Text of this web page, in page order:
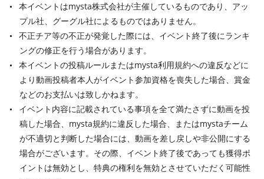
本イベントはmysta株式会社が主催しているものであり、アッ
プル社、グーグル社によるものではありません。
不正チア等の不正が発覚した際には、イベント終了後にランキ
ングの修正を行う場合があります。
本イベントの投稿ルールまたはmysta利用規約への違反などに
より動画投稿者本人がイベント参加資格を喪失した場合、賞金
などのお支払いは致しかねます。
イベント内容に記載されている事項を全て満たさずに動画を投
稿した場合、mysta規約に違反した場合、またはmystaチーム
が不適切と判断した場合には、動画を差し戻しや非公開にする
場合がございます。その際、イベント終了後であっても獲得ポ
イントは無効とし、特典の権利を無効とさせていただく可能性